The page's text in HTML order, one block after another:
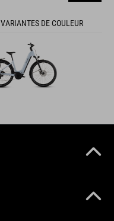
VARIANTES DE COULEUR